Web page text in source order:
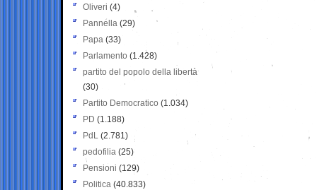
Oliveri (4)
Pannella (29)
Papa (33)
Parlamento (1.428)
partito del popolo della libertà
(30)
Partito Democratico (1.034)
PD (1.188)
PdL (2.781)
pedofilia (25)
Pensioni (129)
Politica (40.833)